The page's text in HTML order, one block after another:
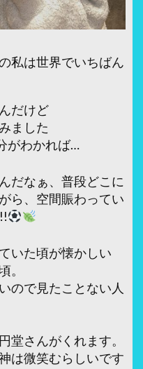
私は世界でいちばん
だけど
ました
がわかれば…
だなぁ、普段どこに
ら、空間賑わってい
いた頃が懐かしい
。
ので見たことない人
堂さんがくれます。
は微笑むらしいです